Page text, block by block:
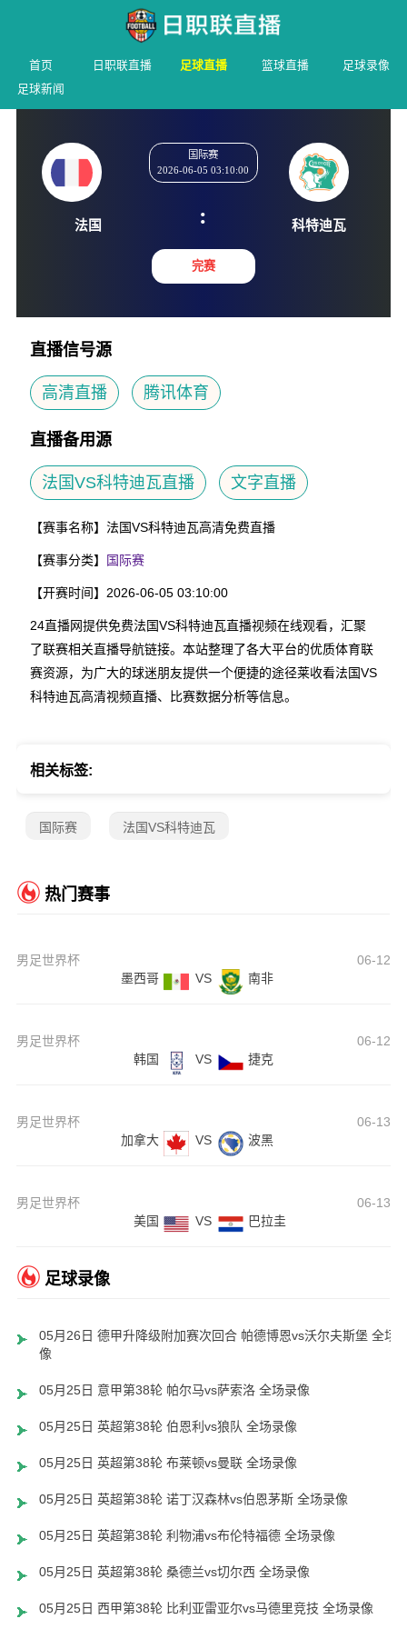
首页 日职联直播 足球直播 篮球直播
足球录像
足球新闻
:
直播信号源
高清直播 腾讯体育
直播备用源
法国VS科特迪瓦直播 文字直播
【赛事名称】 法国VS科特迪瓦高清免费直播
【赛事分类】 国际赛
【开赛时间】 2026-06-05 03:10:00
24直播网提供免费法国VS科特迪瓦直播视频在线观看，汇聚
了联赛相关直播导航链接。本站整理了各大平台的优质体育联
赛资源，为广大的球迷朋友提供一个便捷的途径莱收看法国VS
科特迪瓦高清视频直播、比赛数据分析等信息。
相关标签:
国际赛 法国VS科特迪瓦
热门赛事
男足世界杯
06-12
墨西哥
VS 南非
男足世界杯
06-12
韩国
VS 捷克
男足世界杯
06-13
加拿大
VS 波黑
男足世界杯
06-13
美国
VS 巴拉圭
足球录像
05月26日 德甲升降级附加赛次回合 帕德博恩vs沃尔夫斯堡 全场
像
05月25日 意甲第38轮 帕尔马vs萨索洛 全场录像
05月25日 英超第38轮 伯恩利vs狼队 全场录像
05月25日 英超第38轮 布莱顿vs曼联 全场录像
05月25日 英超第38轮 诺丁汉森林vs伯恩茅斯 全场录像
05月25日 英超第38轮 利物浦vs布伦特福德 全场录像
05月25日 英超第38轮 桑德兰vs切尔西 全场录像
05月25日 西甲第38轮 比利亚雷亚尔vs马德里竞技 全场录像